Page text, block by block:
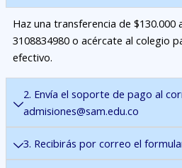
Haz una transferencia de $130.000
3108834980 o acércate al colegio
efectivo.
2. Envía el soporte de pago al
admisiones@sam.edu.co
3. Recibirás por correo el